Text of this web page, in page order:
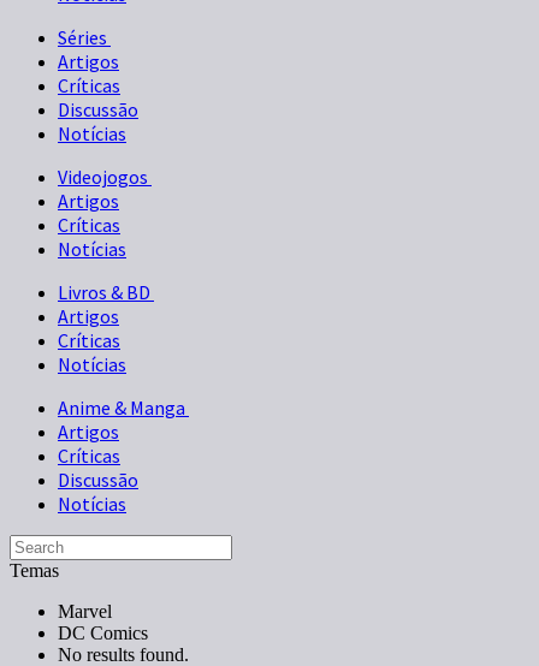
Séries
Artigos
Críticas
Discussão
Notícias
Videojogos
Artigos
Críticas
Notícias
Livros & BD
Artigos
Críticas
Notícias
Anime & Manga
Artigos
Críticas
Discussão
Notícias
Temas
Marvel
DC Comics
No results found.